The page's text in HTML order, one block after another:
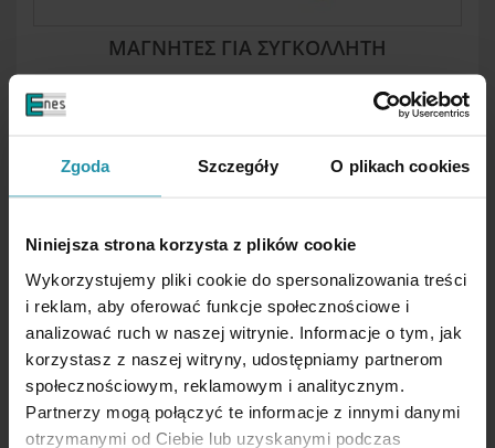
Zgoda Szczegóły O plikach cookies
Niniejsza strona korzysta z plików cookie
Wykorzystujemy pliki cookie do spersonalizowania treści
i reklam, aby oferować funkcje społecznościowe i
analizować ruch w naszej witrynie. Informacje o tym, jak
korzystasz z naszej witryny, udostępniamy partnerom
społecznościowym, reklamowym i analitycznym.
Partnerzy mogą połączyć te informacje z innymi danymi
otrzymanymi od Ciebie lub uzyskanymi podczas
ΜΑΓΝΉΤΕΣ ΓΙΑ ΣΥΓΚΟΛΛΗΤΉ
ΕΙΔΙΚΟΊ ΜΑΓΝΉΤΕΣ ΣΥΓΚΡΆΤΗΣΗΣ